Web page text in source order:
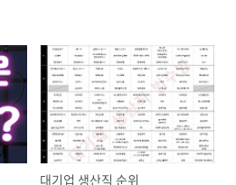
대기업 생산직 순위